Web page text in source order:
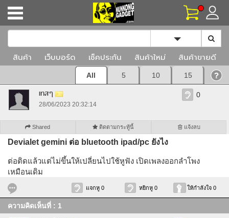
Toggle
สินค้า เว็บบอร์ด เช็คประกัน สินค้าใหม่ สินค้าขายดี
All 5 10 15
เทสๆ
28/06/2023 20:32:14
0
Shared ติดตามกระทู้นี้ แจ้งลบ
Devialet gemini ต่อ bluetooth ipad/pc ยังไง
ต่อติดแล้วแต่ไม่ขึ้นให้เปลี่ยนไปใช้หูฟัง เปิดเพลงออกลำโพง
เหมือนเดิม
แจกหู 0 หยิกหู 0 ให้กำลังใจ 0
ความคิดเห็นที่ : 1